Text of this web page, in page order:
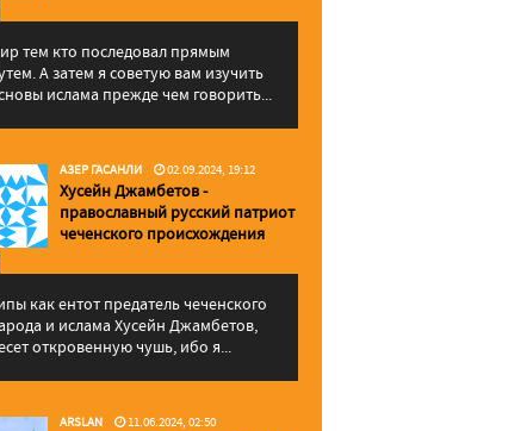
тем кто последовал прямым
А затем я советую вам изучить
ислама прежде чем говорить...
АЗЕР ГАСАНЛИ 02.09.2024, 19:12
Хусейн Джамбетов -
православный русский патриот
чеченского происхождения
как ентот предатель чеченского
и ислама Хусейн Джамбетов,
откровенную чушь, ибо я...
ARSLAN 11.06.2024, 02:50